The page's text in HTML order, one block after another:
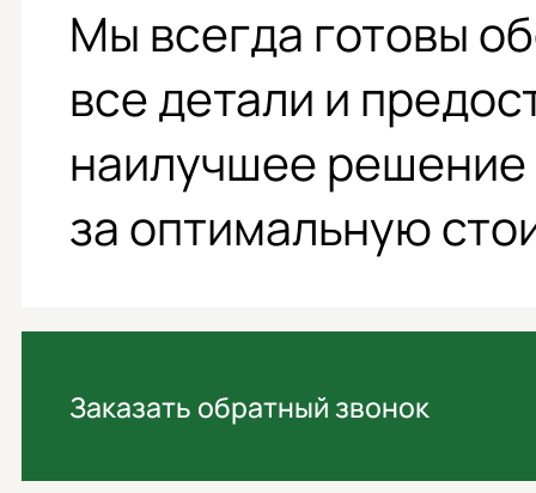
Мы всегда готовы
все детали и
наилучшее решение
за оптимальную
Заказать обратный звонок